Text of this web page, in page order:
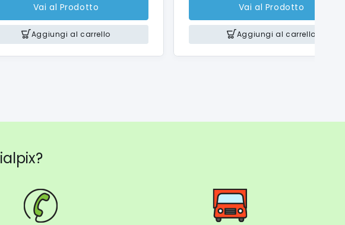
Vai al Prodotto
Aggiungi al carrello
Vai al Prodotto
Aggiungi al carrello